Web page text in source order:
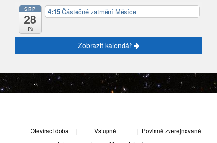
SRP
28
Pá
4:15 Částečné zatmění Měsíce
Zobrazit kalendář
Otevírací doba Vstupné
Povinně zveřejňované